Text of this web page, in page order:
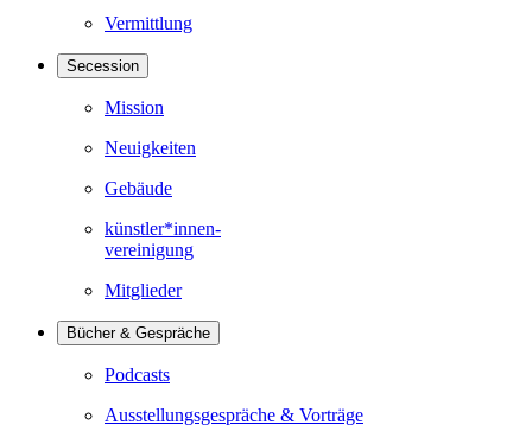
Vermittlung
Secession
Mission
Neuigkeiten
Gebäude
künstler*innen-
vereinigung
Mitglieder
Bücher & Gespräche
Podcasts
Ausstellungsgespräche & Vorträge